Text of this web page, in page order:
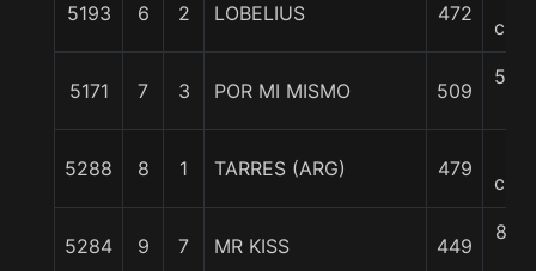
5193 6 2 LOBELIUS 472
5171 7 3 POR MI MISMO 509
5 3/
5288 8 1 TARRES (ARG) 479
5284 9 7 MR KISS 449
8 1/